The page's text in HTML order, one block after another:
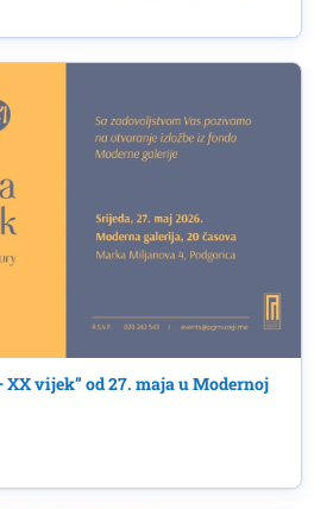
XX vijek” od 27. maja u Modernoj